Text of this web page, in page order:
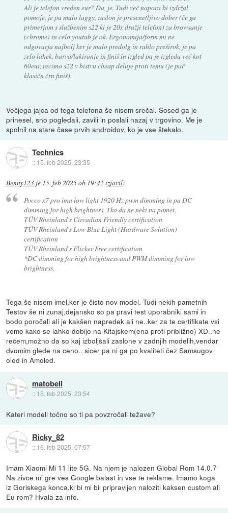
Ali je telefon vreden eur? Da, je. Tudi več napora bi izdržal
pomoje, je pa malo laggy, zaslon je presenetljivo dober (če ga
primerjam s službenim s22 ki je 20x dražji telefon) za browsanje
(chrome) in celo youtub je ok. Ergonomija/form mi ne
odgovarja najbolj ker je malo predolg in rahlo preširok, je pa
zelo lahek, barva/lakiranje in finiš in izgled pa je izgleda več kot
60eur, recimo s22 v bistvu cheap deluje proti temu (je pač
klasičn črn finiš).
Večjega jajca od tega telefona še nisem srečal. Sosed ga je
prinesel, sno pogledali, zavili in poslali nazaj v trgovino. Me je
spolnil na stare čase prvih androidov, ko je vse štekalo.
Technics
:: 15. feb 2025, 23:35
Benny123 je 15. feb 2025 ob 19:42 izjavil:
Pocco x7 pro ima low light 1920 Hz pwm dimming in pa DC
dimming for high brightness. Tko da ne neki na pamet.
TÜV Rheinland's Circadian Friendly certification
TÜV Rheinland's Low Blue Light (Hardware Solution)
certification
TÜV Rheinland's Flicker Free certification
*DC dimming for high brightness and PWM dimming for low
brightness.
Tega še nisem imel,ker je čisto nov model. Tudi nekih pametnih
Testov še ni zunaj,dejansko so pa pravi test uporabniki sami in
bodo poročali ali je kakšen napredek ali ne..ker za te certifikate vsi
vemo kako se lahko dobijo na Kitajskem(ena proti približno) XD..ne
rečem,možno da so kaj izboljšali zaslone v zadnjih modelih,vendar
dvomim glede na ceno.. sicer pa ni ga po kvaliteti čez Samsugov
oled in Amoled.
matobeli
:: 15. feb 2025, 23:54
Kateri modeli točno so ti pa povzročali težave?
Ricky_82
:: 16. feb 2025, 07:57
Imam Xiaomi Mi 11 lite 5G. Na njem je nalozen Global Rom 14.0.7
Na zivce mi gre ves Google balast in vse te reklame. Imamo koga
iz Goriskega konca,ki bi mi bil pripravljen naloziti kaksen custom ali
Eu rom? Hvala za info.